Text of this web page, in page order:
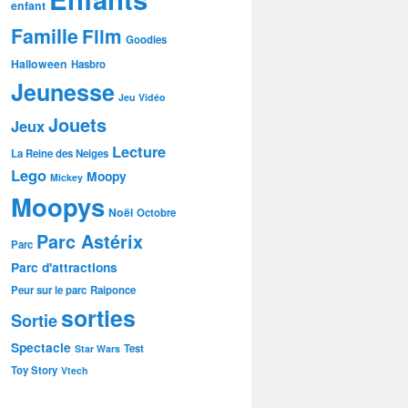
enfant
FamilleFilm Goodies
Halloween Hasbro
Jeunesse Jeu Vidéo
JeuxJouets
La Reine des Neiges Lecture
Lego Mickey Moopy
Moopys Noël Octobre
Parc Parc Astérix
Parc d'attractions
Peur sur le parc Raiponce
Sortiesorties
Spectacle Star Wars Test
Toy Story Vtech